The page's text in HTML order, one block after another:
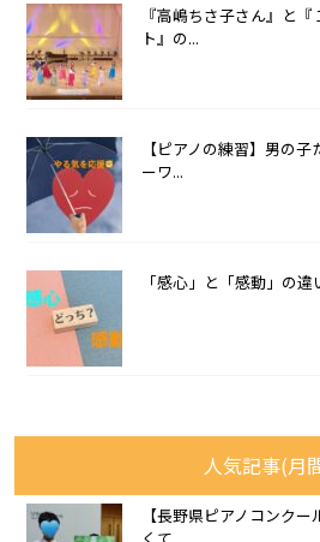
『高嶋ちさ子さん』と
ト』の...
【ピアノの練習】男の
ーワ...
「感心」と「感動」の違
人気記事(月
【長野県ピアノコンク